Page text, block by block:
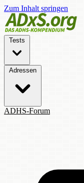
Zum Inhalt springen
Tests
Adressen
ADHS-Forum